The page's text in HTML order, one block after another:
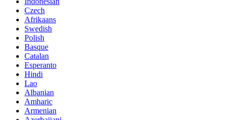
Czech
Afrikaans
Swedish
Polish
Basque
Catalan
Esperanto
Hindi
Lao
Albanian
Amharic
Armenian